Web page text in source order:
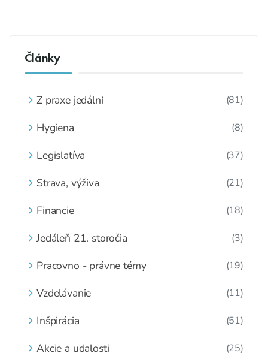
Články
Z praxe jedální (81)
Hygiena (8)
Legislatíva (37)
Strava, výživa (21)
Financie (18)
Jedáleň 21. storočia (3)
Pracovno - právne témy (19)
Vzdelávanie (11)
Inšpirácia (51)
Akcie a udalosti (25)